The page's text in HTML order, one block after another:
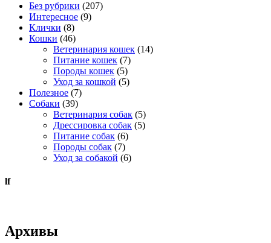
Без рубрики (207)
Интересное (9)
Клички (8)
Кошки (46)
Ветеринария кошек (14)
Питание кошек (7)
Породы кошек (5)
Уход за кошкой (5)
Полезное (7)
Собаки (39)
Ветеринария собак (5)
Дрессировка собак (5)
Питание собак (6)
Породы собак (7)
Уход за собакой (6)
lf
Архивы